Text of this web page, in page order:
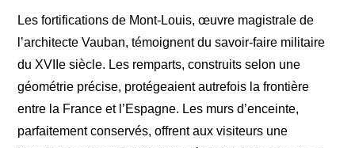
Les fortifications de Mont-Louis, œuvre magistrale de
l’architecte Vauban, témoignent du savoir-faire militaire
du XVIIe siècle. Les remparts, construits selon une
géométrie précise, protégeaient autrefois la frontière
entre la France et l’Espagne. Les murs d’enceinte,
parfaitement conservés, offrent aux visiteurs une